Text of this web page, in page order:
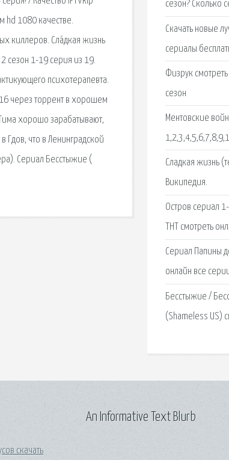
hd 1080 качестве.
киллеров. Сла́дкая жизнь
сезон 1-19 серия из 19.
психотерапевта.
через торрент в хорошем
хорошо зарабатывают,
Гдов, что в Ленинградской
Сериал Бесстыжие (
сезон? Сколько
Скачать новые
сериалы
Физрук
сезон
Ментовские
Сладкая жизнь
Википедия.
Остров сериал
ТНТ смотреть
Сериал Папины
онлайн все
Бесстыжие /
(Shameless US)
скачать
An Informative Text Blurb